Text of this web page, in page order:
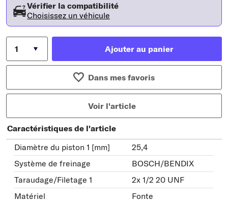
Vérifier la compatibilité
Choisissez un véhicule
Ajouter au panier
Dans mes favoris
Voir l'article
Caractéristiques de l'article
Diamètre du piston 1 [mm]
25,4
Système de freinage
BOSCH/BENDIX
Taraudage/Filetage 1
2x 1/2 20 UNF
Matériel
Fonte